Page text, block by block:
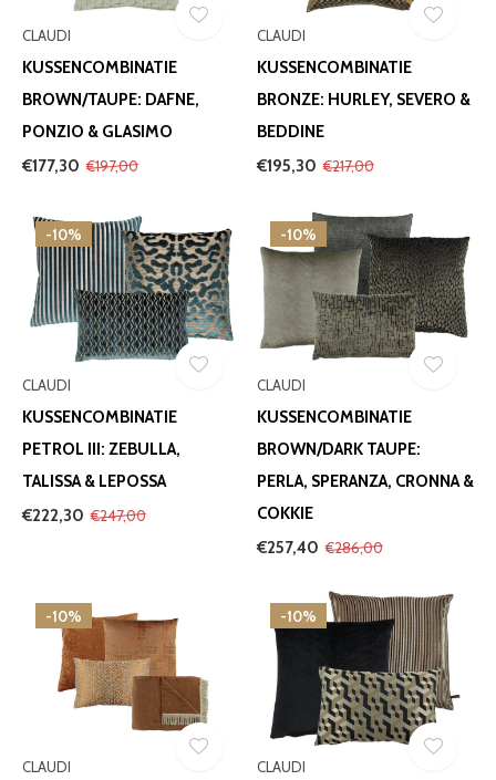
CLAUDI
KUSSENCOMBINATIE
BROWN/TAUPE: DAFNE,
PONZIO & GLASIMO
€177,30 €197,00
CLAUDI
KUSSENCOMBINATIE
BRONZE: HURLEY, SEVERO &
BEDDINE
€195,30 €217,00
-10%
CLAUDI
KUSSENCOMBINATIE
PETROL III: ZEBULLA,
TALISSA & LEPOSSA
€222,30 €247,00
-10%
CLAUDI
KUSSENCOMBINATIE
BROWN/DARK TAUPE:
PERLA, SPERANZA, CRONNA &
COKKIE
€257,40 €286,00
-10%
CLAUDI
-10%
CLAUDI